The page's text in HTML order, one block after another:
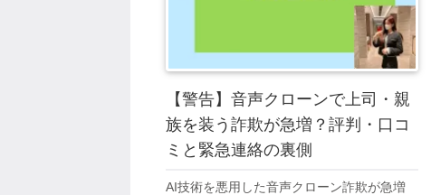
【警告】音声クローンで上司・親
族を装う詐欺が急増？評判・口コ
ミと緊急連絡の裏側
AI技術を悪用した音声クローン詐欺が急増